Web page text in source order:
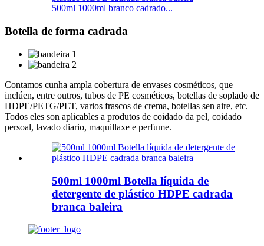
500ml 1000ml branco cadrado...
Botella de forma cadrada
Contamos cunha ampla cobertura de envases cosméticos, que
inclúen, entre outros, tubos de PE cosméticos, botellas de soplado de
HDPE/PETG/PET, varios frascos de crema, botellas sen aire, etc.
Todos eles son aplicables a produtos de coidado da pel, coidado
persoal, lavado diario, maquillaxe e perfume.
500ml 1000ml Botella líquida de
detergente de plástico HDPE cadrada
branca baleira